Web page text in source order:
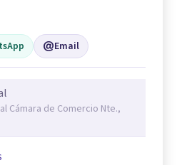
Email
Cámara de Comercio Nte.,